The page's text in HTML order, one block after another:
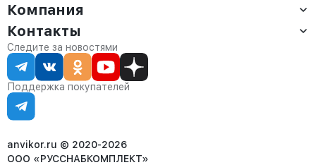
Доставка
Оплата
Сервис
Статус заказа
Статьи
Компания
О компании
Контакты
Партнёрам
Контакты
Отдел продаж:
8 (800) 234-22-62
corp@anvikor.ru
Ежедневно, с 7:00-19:00 (МСК)
Отдел рекламации:
8 (953) 455-25-61
Следите за новостями
Поддержка покупателей
anvikor.ru © 2020-2026
ООО «РУССНАБКОМПЛЕКТ»